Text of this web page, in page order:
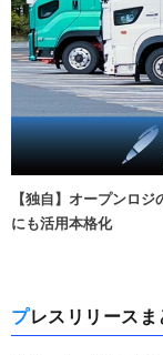
【独自】オープンロ
にも活用本格化
プレスリリース